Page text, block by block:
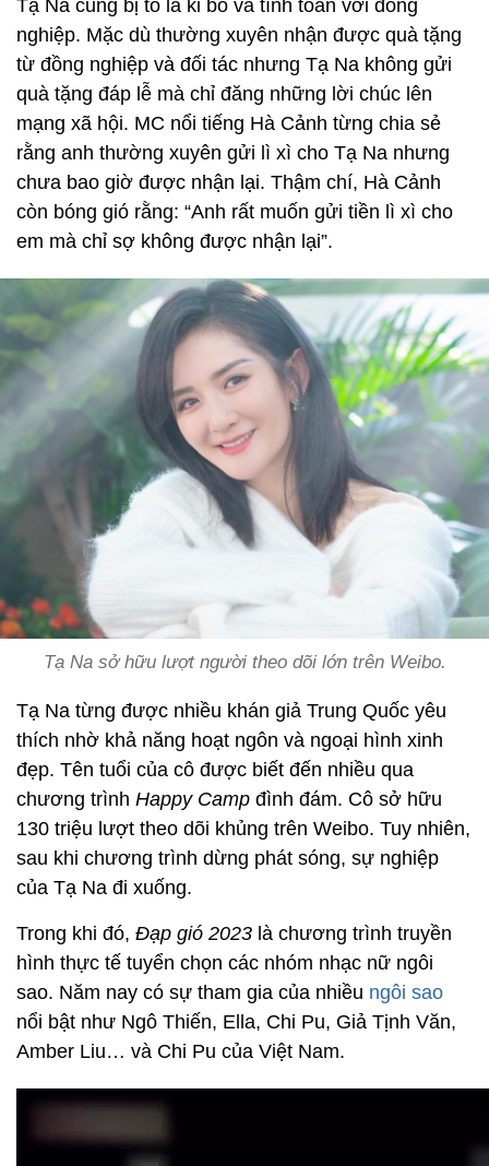
Tạ Na cũng bị tố là ki bo và tính toán với đồng
nghiệp. Mặc dù thường xuyên nhận được quà tặng
từ đồng nghiệp và đối tác nhưng Tạ Na không gửi
quà tặng đáp lễ mà chỉ đăng những lời chúc lên
mạng xã hội. MC nổi tiếng Hà Cảnh từng chia sẻ
rằng anh thường xuyên gửi lì xì cho Tạ Na nhưng
chưa bao giờ được nhận lại. Thậm chí, Hà Cảnh
còn bóng gió rằng: “Anh rất muốn gửi tiền lì xì cho
em mà chỉ sợ không được nhận lại”.
Tạ Na sở hữu lượt người theo dõi lớn trên Weibo.
Tạ Na từng được nhiều khán giả Trung Quốc yêu
thích nhờ khả năng hoạt ngôn và ngoại hình xinh
đẹp. Tên tuổi của cô được biết đến nhiều qua
chương trình Happy Camp đình đám. Cô sở hữu
130 triệu lượt theo dõi khủng trên Weibo. Tuy nhiên,
sau khi chương trình dừng phát sóng, sự nghiệp
của Tạ Na đi xuống.
Trong khi đó, Đạp gió 2023 là chương trình truyền
hình thực tế tuyển chọn các nhóm nhạc nữ ngôi
sao. Năm nay có sự tham gia của nhiều ngôi sao
nổi bật như Ngô Thiến, Ella, Chi Pu, Giả Tịnh Văn,
Amber Liu… và Chi Pu của Việt Nam.